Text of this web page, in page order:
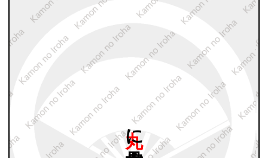
七本骨扇